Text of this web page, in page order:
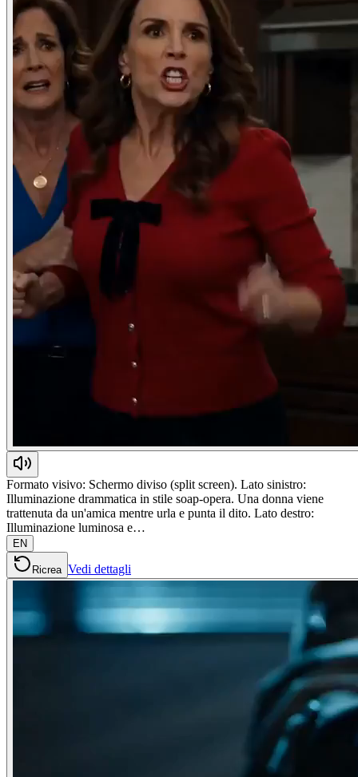
Formato visivo: Schermo diviso (split screen). Lato sinistro:
Illuminazione drammatica in stile soap-opera. Una donna viene
trattenuta da un'amica mentre urla e punta il dito. Lato destro:
Illuminazione luminosa e…
EN
Ricrea Vedi dettagli